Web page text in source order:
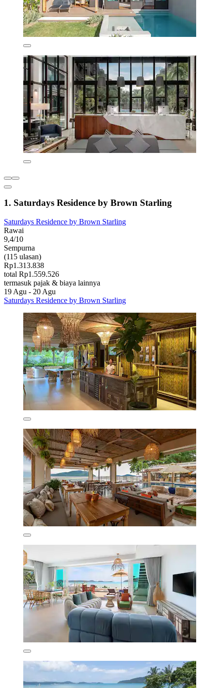
1. Saturdays Residence by Brown Starling
Saturdays Residence by Brown Starling
Rawai
9,4/10
Sempurna
(115 ulasan)
Rp1.313.838
total Rp1.559.526
termasuk pajak & biaya lainnya
19 Agu - 20 Agu
Saturdays Residence by Brown Starling